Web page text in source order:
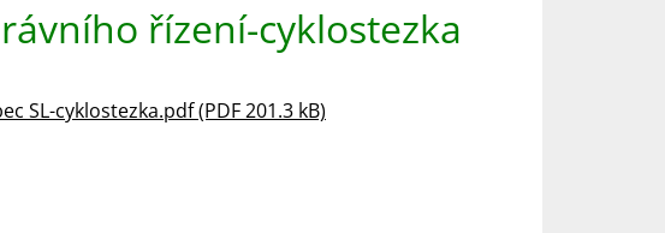
řízení-cyklostezka
SL-cyklostezka.pdf (PDF 201.3 kB)